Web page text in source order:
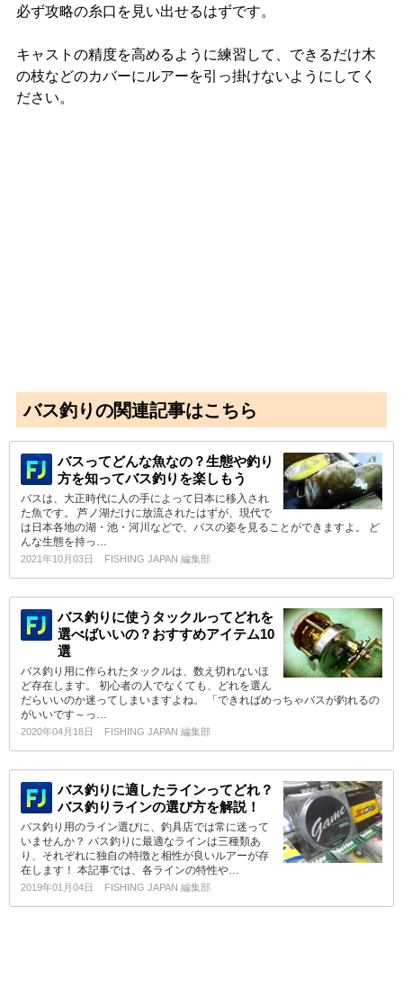
必ず攻略の糸口を見い出せるはずです。
キャストの精度を高めるように練習して、できるだけ木
の枝などのカバーにルアーを引っ掛けないようにしてく
ださい。
バス釣りの関連記事はこちら
バスってどんな魚なの？生態や釣り
方を知ってバス釣りを楽しもう
バスは、大正時代に人の手によって日本に移入され
た魚です。 芦ノ湖だけに放流されたはずが、現代で
は日本各地の湖・池・河川などで、バスの姿を見ることができますよ。 ど
んな生態を持っ…
2021年10月03日 FISHING JAPAN 編集部
バス釣りに使うタックルってどれを
選べばいいの？おすすめアイテム10
選
バス釣り用に作られたタックルは、数え切れないほ
ど存在します。 初心者の人でなくても、どれを選ん
だらいいのか迷ってしまいますよね。 「できればめっちゃバスが釣れるの
がいいです～っ…
2020年04月18日 FISHING JAPAN 編集部
バス釣りに適したラインってどれ？
バス釣りラインの選び方を解説！
バス釣り用のライン選びに、釣具店では常に迷って
いませんか？ バス釣りに最適なラインは三種類あ
り、それぞれに独自の特徴と相性が良いルアーが存
在します！ 本記事では、各ラインの特性や…
2019年01月04日 FISHING JAPAN 編集部